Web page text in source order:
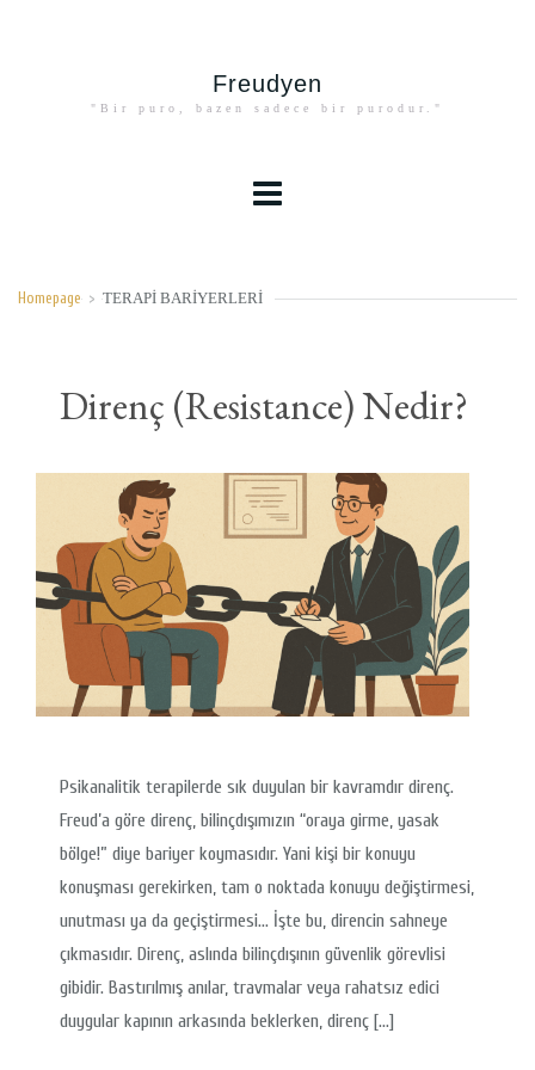
Freudyen
"Bir puro, bazen sadece bir purodur."
Homepage > TERAPI BARIYERLERI
Direnç (Resistance) Nedir?
Psikanalitik terapilerde sık duyulan bir kavramdır direnç.
Freud’a göre direnç, bilinçdışımızın “oraya girme, yasak
bölge!” diye bariyer koymasıdır. Yani kişi bir konuyu
konuşması gerekirken, tam o noktada konuyu değiştirmesi,
unutması ya da geçiştirmesi… İşte bu, direncin sahneye
çıkmasıdır. Direnç, aslında bilinçdışının güvenlik görevlisi
gibidir. Bastırılmış anılar, travmalar veya rahatsız edici
duygular kapının arkasında beklerken, direnç […]